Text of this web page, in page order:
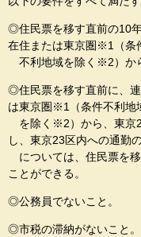
◎住民票を移す直前の10
在住または東京圏※1（条
不利地域を除く※2）か
◎住民票を移す直前に、
は東京圏※1（条件不利地
を除く※2）から、東京
し、東京23区内への通勤
については、住民票を
ことができる。
◎公務員でないこと。
◎市税の滞納がないこと。